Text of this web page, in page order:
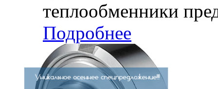
теплообменники
Подробнее